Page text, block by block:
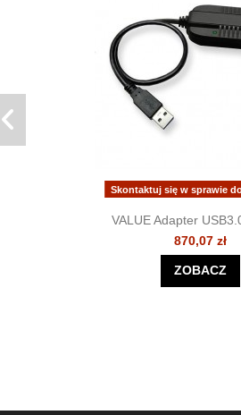
Skontaktuj się w sprawie
VALUE Adapter
870,07 zł
ZOBACZ